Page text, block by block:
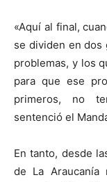
«Aquí al final,
se dividen en dos
problemas, y los
para que ese
primeros, no
sentenció el
En tanto, desde
de La Araucanía